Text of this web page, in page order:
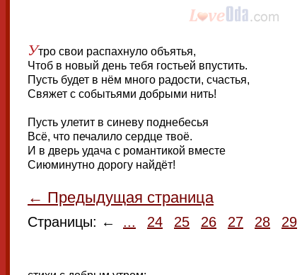
Утро свои распахнуло объятья,
Чтоб в новый день тебя гостьей впустить.
Пусть будет в нём много радости, счастья,
Свяжет с событьями добрыми нить!
Пусть улетит в синеву поднебесья
Всё, что печалило сердце твоё.
И в дверь удача с романтикой вместе
Сиюминутно дорогу найдёт!
← Предыдущая страница
Страницы: ← ... 24 25 26 27 28 29